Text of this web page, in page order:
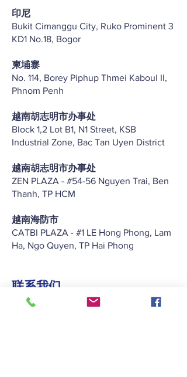
印尼
Bukit Cimanggu City, Ruko Prominent 3
KD1 No.18, Bogor
柬埔寨
No. 114, Borey Piphup Thmei Kaboul II,
Phnom Penh
越南胡志明市办事处
Block 1,2 Lot B1, N1 Street, KSB
Industrial Zone, Bac Tan Uyen District
越南胡志明市办事处
ZEN PLAZA - #54-56 Nguyen Trai, Ben
Thanh, TP HCM
越南海防市
CATBI PLAZA - #1 LE Hong Phong, Lam
Ha, Ngo Quyen, TP Hai Phong
联系我们
+852 2422 2838